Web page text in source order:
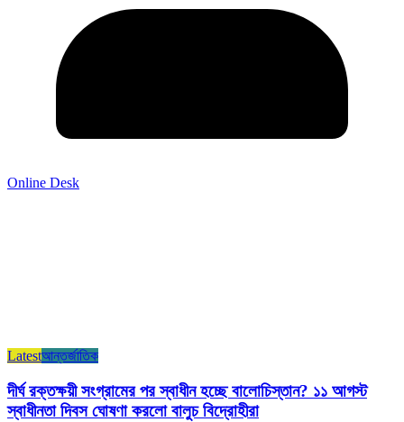
Online Desk
Latestআন্তর্জাতিক
দীর্ঘ রক্তক্ষয়ী সংগ্রামের পর স্বাধীন হচ্ছে বালোচিস্তান? ১১ আগস্ট
স্বাধীনতা দিবস ঘোষণা করলো বালুচ বিদ্রোহীরা